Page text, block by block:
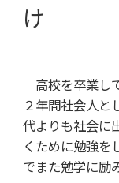
け
高校を卒業し
２年間社会人と
代よりも社会に
くために勉強を
でまた勉学に励